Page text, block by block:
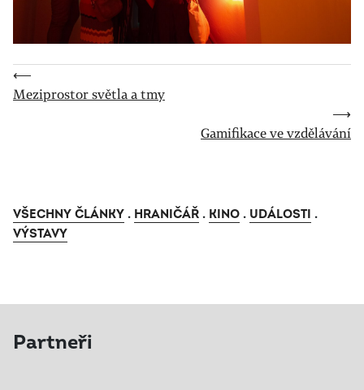
⟵
Meziprostor světla a tmy
⟶
Gamifikace ve vzdělávání
VŠECHNY ČLÁNKY . HRANIČÁŘ . KINO . UDÁLOSTI .
VÝSTAVY
Partneři